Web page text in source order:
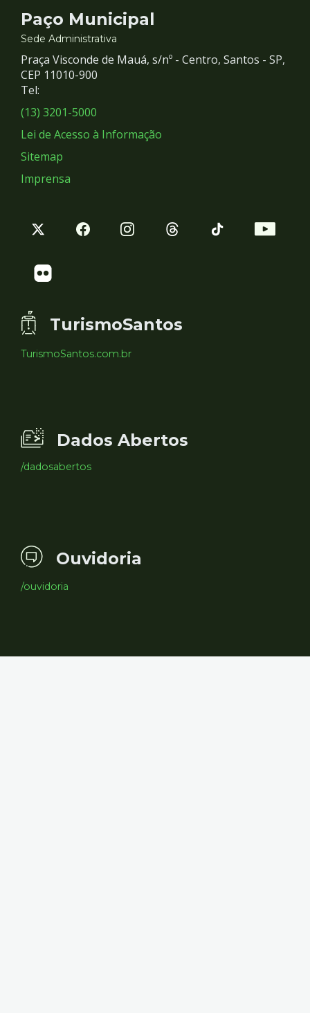
Contato
e
Redes
Sociais
Paço Municipal
Sede Administrativa
Praça Visconde de Mauá, s/nº - Centro, Santos - SP,
CEP 11010-900
Tel:
(13) 3201-5000
Lei de Acesso à Informação
Sitemap
Imprensa
TurismoSantos
TurismoSantos.com.br
Dados Abertos
/dadosabertos
Ouvidoria
/ouvidoria